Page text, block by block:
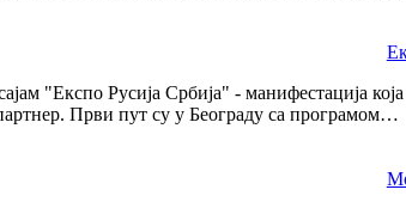
"Експо Русија Србија" - манифестација
Први пут су у Београду са програмом…